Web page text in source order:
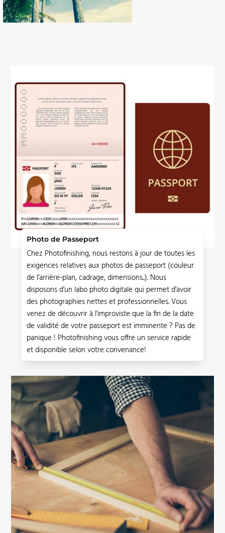
Photo de Passeport
Chez Photofinishing, nous restons à jour de toutes les
exigences relatives aux photos de passeport (couleur
de l’arrière-plan, cadrage, dimensions..). Nous
disposons d’un labo photo digitale qui permet d’avoir
des photographies nettes et professionnelles. Vous
venez de découvrir à l’improviste que la fin de la date
de validité de votre passeport est imminente ? Pas de
panique ! Photofinishing vous offre un service rapide
et disponible selon votre convenance!